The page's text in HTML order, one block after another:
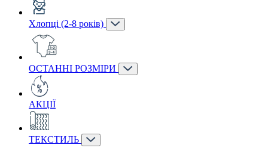
Хлопці (2-8 років)
ОСТАННІ РОЗМІРИ
АКЦІЇ
ТЕКСТИЛЬ